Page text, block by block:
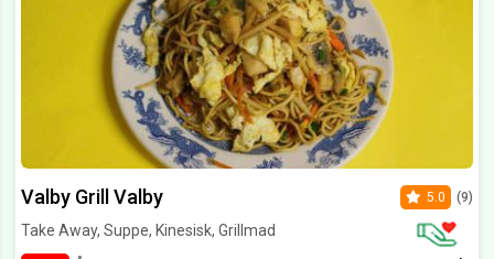
Valby Grill Valby
Take Away, Suppe, Kinesisk, Grillmad
5.0 (9)